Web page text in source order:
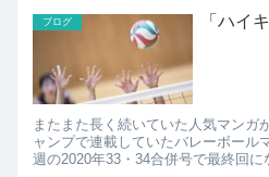
ブログ 「ハイ
またまた長く続いていた人気マンガが
ャンプで連載していたバレーボール
週の2020年33・34合併号で最終回になりまし